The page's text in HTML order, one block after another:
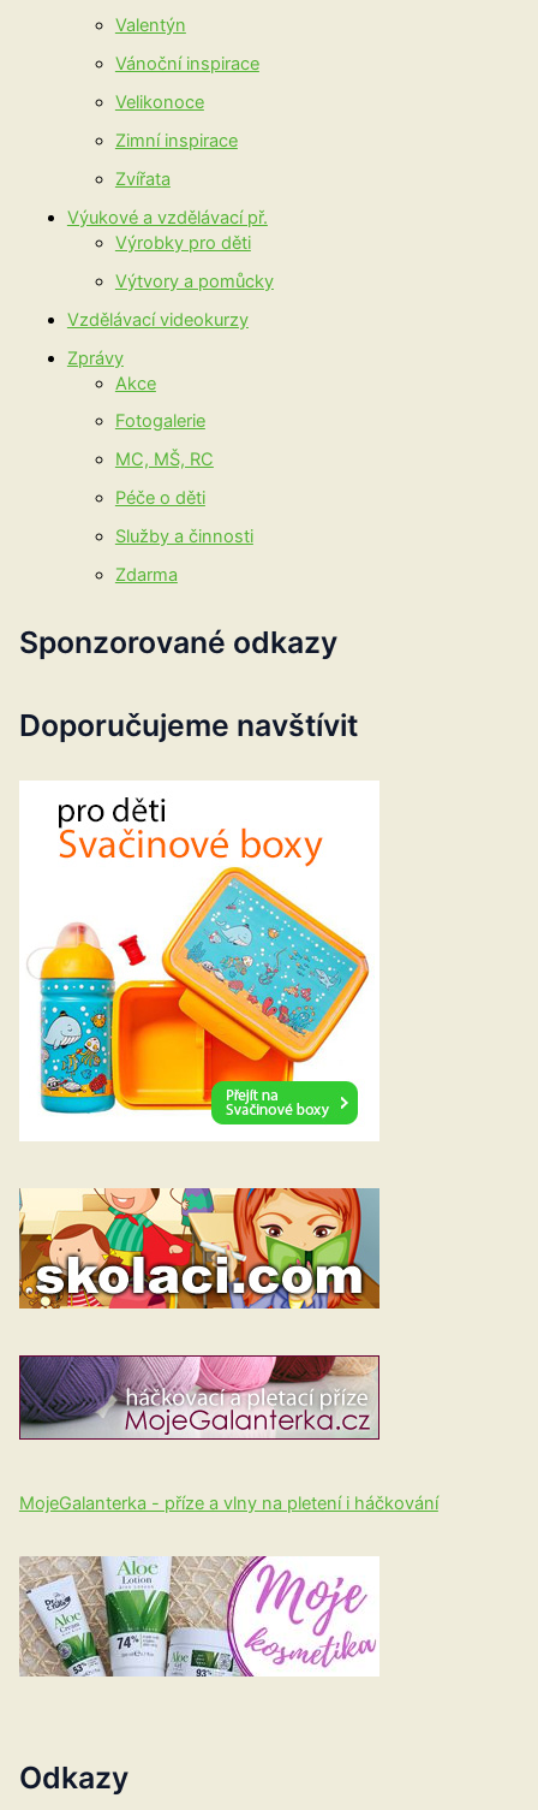
Valentýn
Vánoční inspirace
Velikonoce
Zimní inspirace
Zvířata
Výukové a vzdělávací př.
Výrobky pro děti
Výtvory a pomůcky
Vzdělávací videokurzy
Zprávy
Akce
Fotogalerie
MC, MŠ, RC
Péče o děti
Služby a činnosti
Zdarma
Sponzorované odkazy
Doporučujeme navštívit
MojeGalanterka - příze a vlny na pletení i háčkování
Odkazy